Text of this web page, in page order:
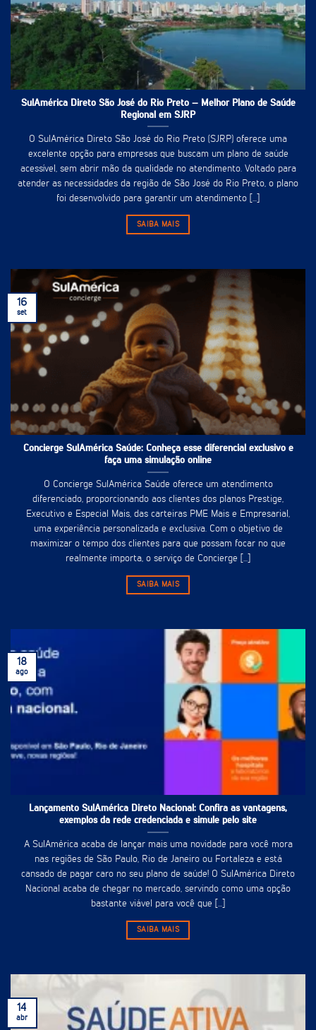
SulAmérica Direto São José do Rio Preto – Melhor Plano de Saúde
Regional em SJRP
O SulAmérica Direto São José do Rio Preto (SJRP) oferece uma
excelente opção para empresas que buscam um plano de saúde
acessível, sem abrir mão da qualidade no atendimento. Voltado para
atender as necessidades da região de São José do Rio Preto, o plano
foi desenvolvido para garantir um atendimento [...]
SAIBA MAIS
Concierge SulAmérica Saúde: Conheça esse diferencial exclusivo e
faça uma simulação online
O Concierge SulAmérica Saúde oferece um atendimento
diferenciado, proporcionando aos clientes dos planos Prestige,
Executivo e Especial Mais, das carteiras PME Mais e Empresarial,
uma experiência personalizada e exclusiva. Com o objetivo de
maximizar o tempo dos clientes para que possam focar no que
realmente importa, o serviço de Concierge [...]
SAIBA MAIS
16
set
Lançamento SulAmérica Direto Nacional: Confira as vantagens,
exemplos da rede credenciada e simule pelo site
A SulAmérica acaba de lançar mais uma novidade para você mora
nas regiões de São Paulo, Rio de Janeiro ou Fortaleza e está
cansado de pagar caro no seu plano de saúde! O SulAmérica Direto
Nacional acaba de chegar no mercado, servindo como uma opção
bastante viável para você que [...]
SAIBA MAIS
18
ago
14
abr